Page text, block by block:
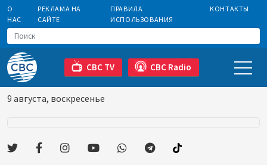
О
НАС
РЕКЛАМА НА
САЙТЕ
ПРАВИЛА
ИСПОЛЬЗОВАНИЯ
КОНТАКТЫ
CBC TV CBC Radio
9 августа, воскресенье